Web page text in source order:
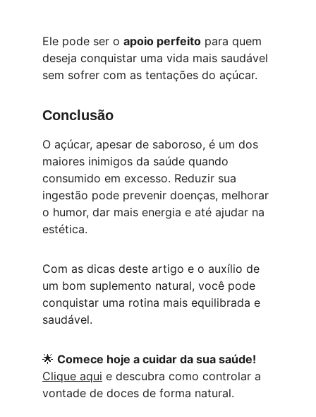
Ele pode ser o apoio perfeito para quem
deseja conquistar uma vida mais saudável
sem sofrer com as tentações do açúcar.
Conclusão
O açúcar, apesar de saboroso, é um dos
maiores inimigos da saúde quando
consumido em excesso. Reduzir sua
ingestão pode prevenir doenças, melhorar
o humor, dar mais energia e até ajudar na
estética.
Com as dicas deste artigo e o auxílio de
um bom suplemento natural, você pode
conquistar uma rotina mais equilibrada e
saudável.
🌟 Comece hoje a cuidar da sua saúde!
Clique aqui e descubra como controlar a
vontade de doces de forma natural.